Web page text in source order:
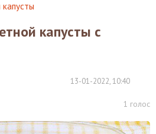
капусты с
13-01-2022, 10:40
1 голос